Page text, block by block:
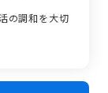
の調和を大切